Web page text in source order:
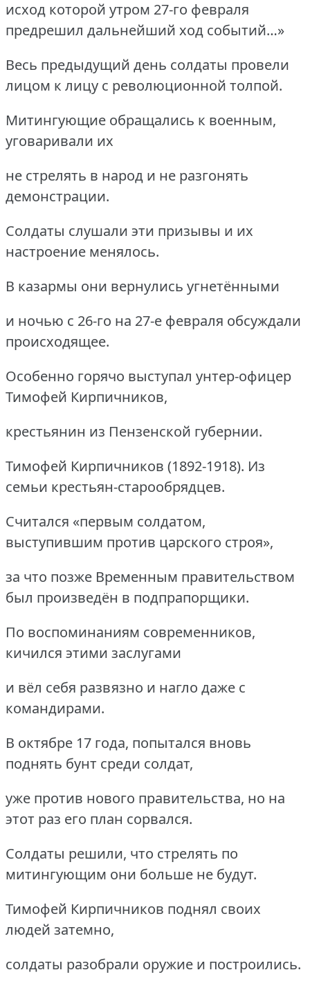
исход которой утром 27-го февраля
предрешил дальнейший ход событий…»
Весь предыдущий день солдаты провели
лицом к лицу с революционной толпой.
Митингующие обращались к военным,
уговаривали их
не стрелять в народ и не разгонять
демонстрации.
Солдаты слушали эти призывы и их
настроение менялось.
В казармы они вернулись угнетёнными
и ночью с 26-го на 27-е февраля обсуждали
происходящее.
Особенно горячо выступал унтер-офицер
Тимофей Кирпичников,
крестьянин из Пензенской губернии.
Тимофей Кирпичников (1892-1918). Из
семьи крестьян-старообрядцев.
Считался «первым солдатом,
выступившим против царского строя»,
за что позже Временным правительством
был произведён в подпрапорщики.
По воспоминаниям современников,
кичился этими заслугами
и вёл себя развязно и нагло даже с
командирами.
В октябре 17 года, попытался вновь
поднять бунт среди солдат,
уже против нового правительства, но на
этот раз его план сорвался.
Солдаты решили, что стрелять по
митингующим они больше не будут.
Тимофей Кирпичников поднял своих
людей затемно,
солдаты разобрали оружие и построились.